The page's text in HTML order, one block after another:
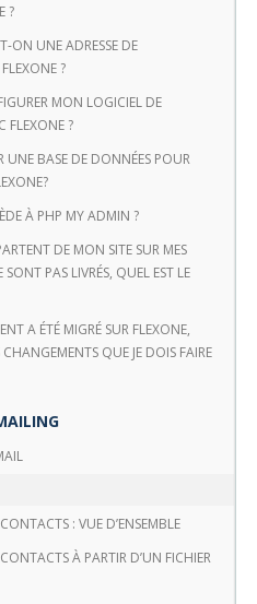
?
ON UNE ADRESSE DE
?
MON LOGICIEL DE
FLEXONE ?
UNE BASE DE DONNÉES POUR
À PHP MY ADMIN ?
DE MON SITE SUR MES
SONT PAS LIVRÉS, QUEL EST LE
A ÉTÉ MIGRÉ SUR FLEXONE,
QUE JE DOIS FAIRE
: VUE D’ENSEMBLE
À PARTIR D’UN FICHIER